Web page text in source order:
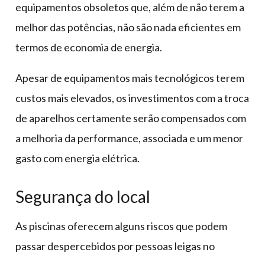
equipamentos obsoletos que, além de não terem a
melhor das potências, não são nada eficientes em
termos de economia de energia.
Apesar de equipamentos mais tecnológicos terem
custos mais elevados, os investimentos com a troca
de aparelhos certamente serão compensados com
a melhoria da performance, associada e um menor
gasto com energia elétrica.
Segurança do local
As piscinas oferecem alguns riscos que podem
passar despercebidos por pessoas leigas no